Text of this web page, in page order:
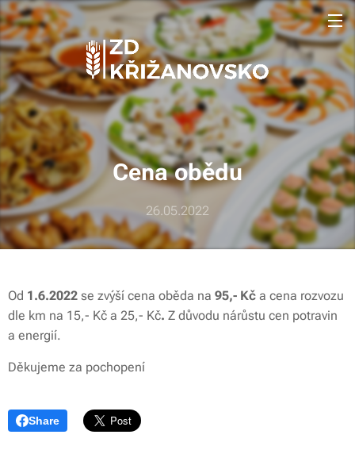
Cena obědu
26.05.2022
Od 1.6.2022 se zvýší cena oběda na 95,- Kč a cena rozvozu
dle km na 15,- Kč a 25,- Kč. Z důvodu nárůstu cen potravin
a energií.
Děkujeme za pochopení
Share